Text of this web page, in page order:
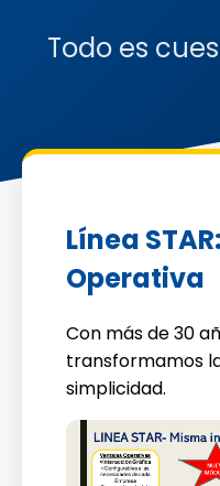
Todo es
Línea
Operativa
Con más de 30
transformamos
simplicidad.